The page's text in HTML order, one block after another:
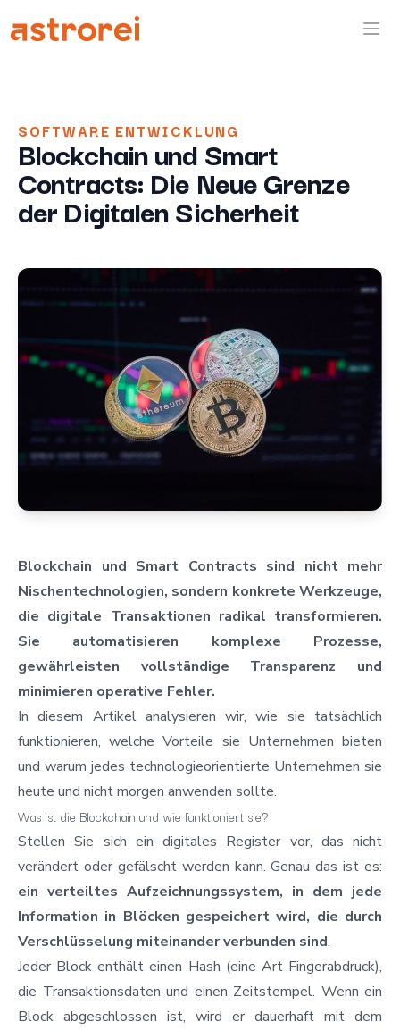
Astrorei
SOFTWARE ENTWICKLUNG
Blockchain und Smart
Contracts: Die Neue Grenze
der Digitalen Sicherheit
Blockchain und Smart Contracts sind nicht mehr
Nischentechnologien, sondern konkrete Werkzeuge,
die digitale Transaktionen radikal transformieren.
Sie automatisieren komplexe Prozesse,
gewährleisten vollständige Transparenz und
minimieren operative Fehler.
In diesem Artikel analysieren wir, wie sie tatsächlich
funktionieren, welche Vorteile sie Unternehmen bieten
und warum jedes technologieorientierte Unternehmen sie
heute und nicht morgen anwenden sollte.
Was ist die Blockchain und wie funktioniert sie?
Stellen Sie sich ein digitales Register vor, das nicht
verändert oder gefälscht werden kann. Genau das ist es:
ein verteiltes Aufzeichnungssystem, in dem jede
Information in Blöcken gespeichert wird, die durch
Verschlüsselung miteinander verbunden sind.
Jeder Block enthält einen Hash (eine Art Fingerabdruck),
die Transaktionsdaten und einen Zeitstempel. Wenn ein
Block abgeschlossen ist, wird er dauerhaft mit dem